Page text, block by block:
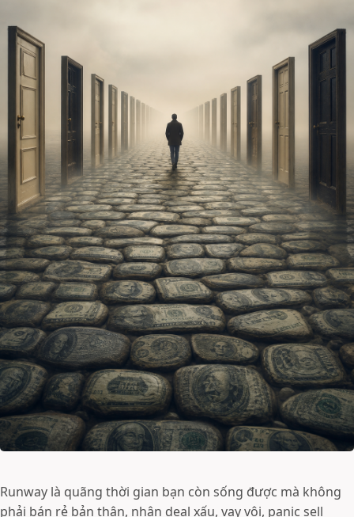
Runway là quãng thời gian bạn còn sống được mà không
phải bán rẻ bản thân, nhận deal xấu, vay vội, panic sell